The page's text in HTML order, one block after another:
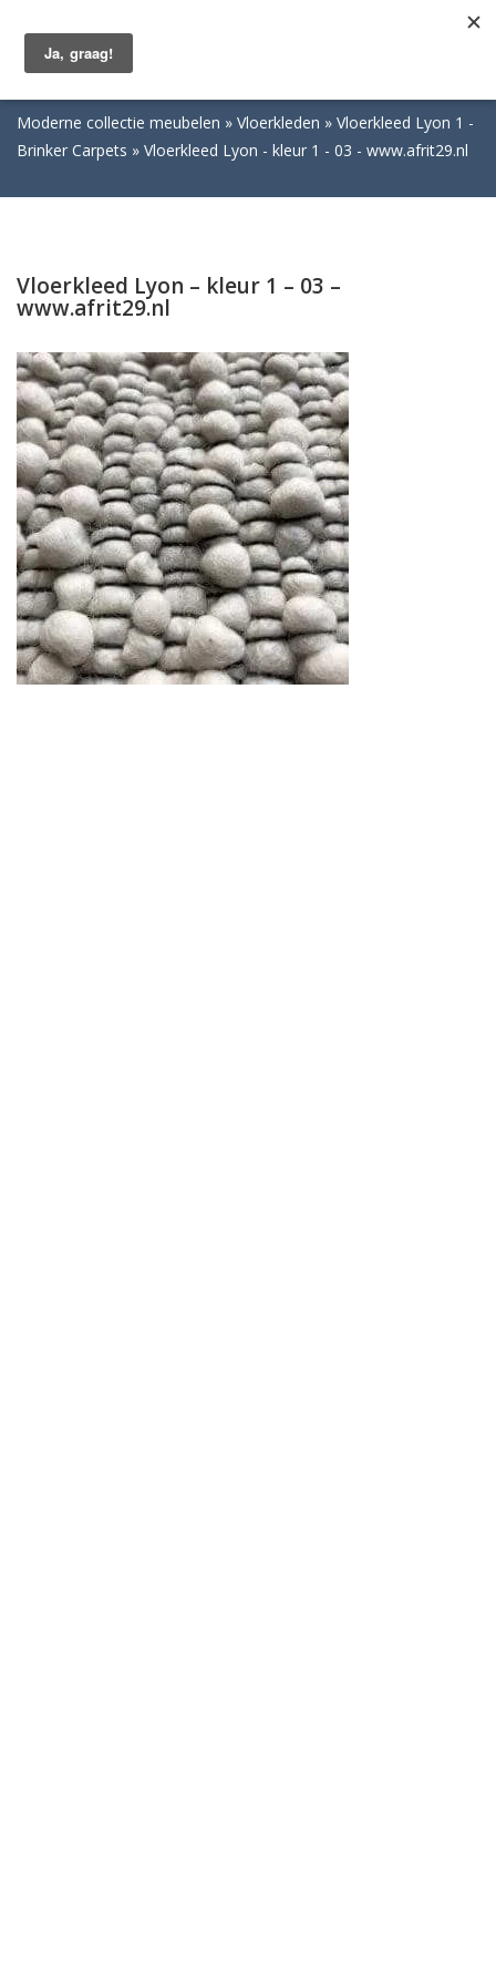
Moderne collectie meubelen Vloerkleden
Vloerkleed Lyon 1 -
Brinker Carpets
Vloerkleed Lyon - kleur 1 - 03 - www.afrit29.nl
Vloerkleed Lyon – kleur 1 – 03 –
www.afrit29.nl